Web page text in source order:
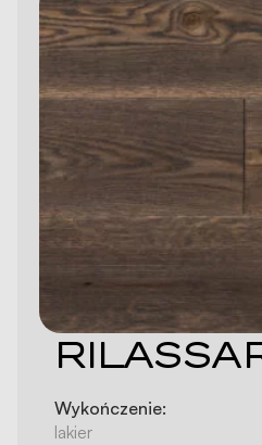
Wykończenie:
lakier